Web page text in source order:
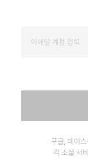
구글, 페이
각 소셜 서